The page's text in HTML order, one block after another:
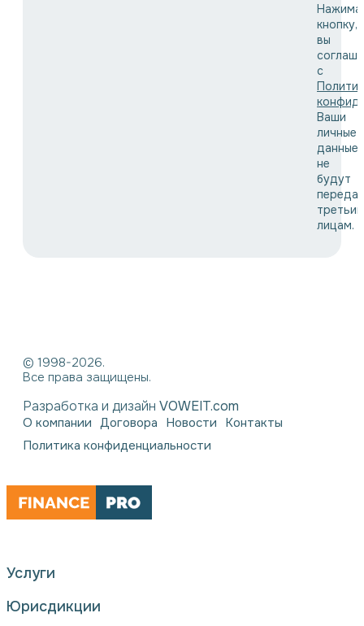
кнопку,
вы
с
Ваши
личные
данные
не
будут
третьим
лицам.
© 1998-2026.
Все права защищены.
Разработка и дизайн VOWEIT.com
О компании Договора Новости Контакты
Политика конфиденциальности
Услуги
Юрисдикции